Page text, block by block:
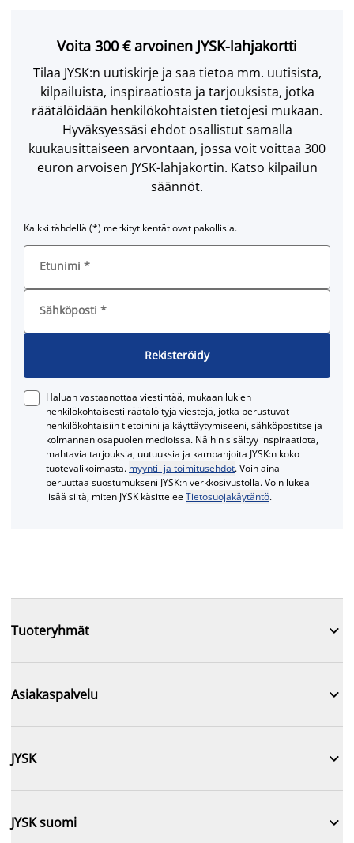
Voita 300 € arvoinen JYSK-lahjakortti
Tilaa JYSK:n uutiskirje ja saa tietoa mm. uutisista,
kilpailuista, inspiraatiosta ja tarjouksista, jotka
räätälöidään henkilökohtaisten tietojesi mukaan.
Hyväksyessäsi ehdot osallistut samalla
kuukausittaiseen arvontaan, jossa voit voittaa 300
euron arvoisen JYSK-lahjakortin. Katso kilpailun
säännöt.
Kaikki tähdellä (*) merkityt kentät ovat pakollisia.
Etunimi *
Sähköposti *
Rekisteröidy
Haluan vastaanottaa viestintää, mukaan lukien
henkilökohtaisesti räätälöityjä viestejä, jotka perustuvat
henkilökohtaisiin tietoihini ja käyttäytymiseeni, sähköpostitse ja
kolmannen osapuolen medioissa. Näihin sisältyy inspiraatiota,
mahtavia tarjouksia, uutuuksia ja kampanjoita JYSK:n koko
tuotevalikoimasta. myynti- ja toimitusehdot. Voin aina
peruuttaa suostumukseni JYSK:n verkkosivustolla. Voin lukea
lisää siitä, miten JYSK käsitteleeTietosuojakäytäntö.
Tuoteryhmät 
Asiakaspalvelu 
JYSK 
JYSK suomi 